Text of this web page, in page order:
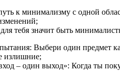
к минимализму с одной
тебя значит быть
Выбери один предмет
излишние;
– один выход»: Когда ты